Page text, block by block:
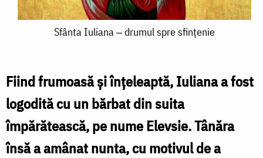
drumul
spre
sfințenie
Sfânta Iuliana ‒ drumul spre sfințenie
Fiind frumoasă și înțeleaptă, Iuliana a fost
logodită cu un bărbat din suita
împărătească, pe nume Elevsie. Tânăra
însă a amânat nunta, cu motivul de a